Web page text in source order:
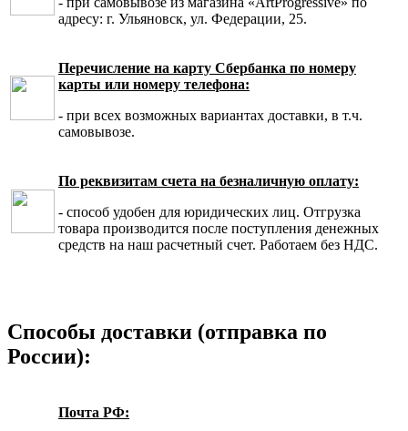
адресу: г. Ульяновск, ул. Федерации, 25.
Перечисление на карту Сбербанка по номеру
карты или номеру телефона:
- при всех возможных вариантах доставки, в т.ч.
самовывозе.
По реквизитам счета на безналичную оплату:
- способ удобен для юридических лиц. Отгрузка
товара производится после поступления денежных
средств на наш расчетный счет. Работаем без НДС.
Способы доставки (отправка по
России):
Почта РФ: